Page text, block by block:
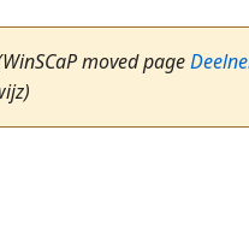
moved page